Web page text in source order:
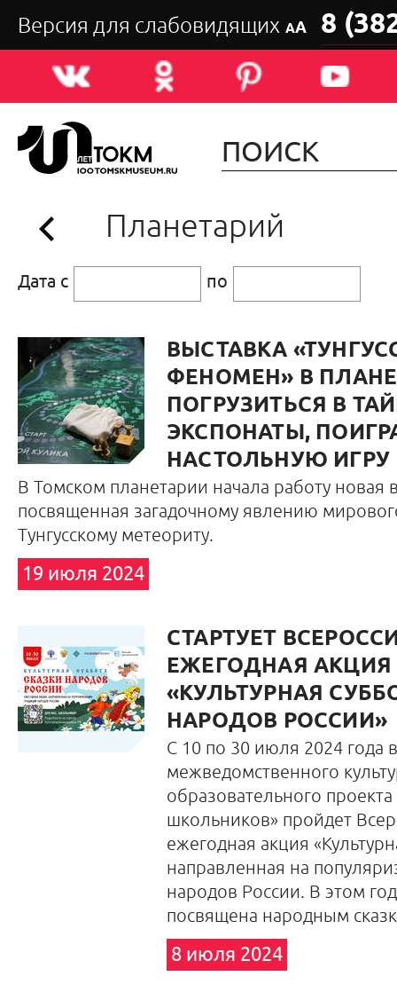
Версия для слабовидящих АА 8
Планетарий
Дата с по
ВЫСТАВКА
ФЕНОМЕН» В
ПОГРУЗИТЬСЯ В
ЭКСПОНАТЫ,
НАСТОЛЬНУЮ ИГРУ
В Томском планетарии начала работу новая
посвященная загадочному явлению
Тунгусскому метеориту.
19 июля 2024
СТАРТУЕТ
ЕЖЕГОДНАЯ АКЦИЯ
«КУЛЬТУРНАЯ
НАРОДОВ РОССИИ»
С 10 по 30 июля 2024 года
межведомственного
образовательного проекта
школьников» пройдет
ежегодная акция
направленная на
народов России. В этом
посвящена народным
8 июля 2024